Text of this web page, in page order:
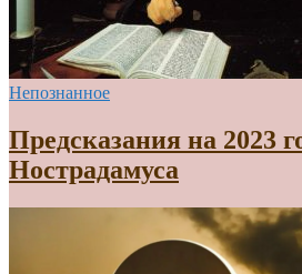
Непознанное
Предсказания на 2023
Нострадамуса